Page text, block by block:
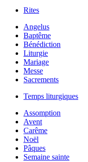
Rites
Angelus
Baptême
Bénédiction
Liturgie
Mariage
Messe
Sacrements
Temps liturgiques
Assomption
Avent
Carême
Noël
Pâques
Semaine sainte